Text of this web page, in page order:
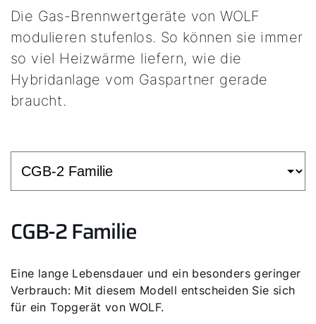
Die Gas-Brennwertgeräte von WOLF
modulieren stufenlos. So können sie immer
so viel Heizwärme liefern, wie die
Hybridanlage vom Gaspartner gerade
braucht.
CGB-2 Familie
Eine lange Lebensdauer und ein besonders geringer
Verbrauch: Mit diesem Modell entscheiden Sie sich
für ein Topgerät von WOLF.